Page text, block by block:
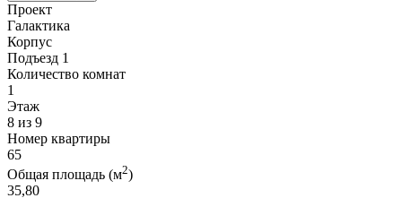
Проект
Галактика
Корпус
Подъезд 1
Количество комнат
1
Этаж
8 из 9
Номер квартиры
65
Общая площадь (м2)
35,80